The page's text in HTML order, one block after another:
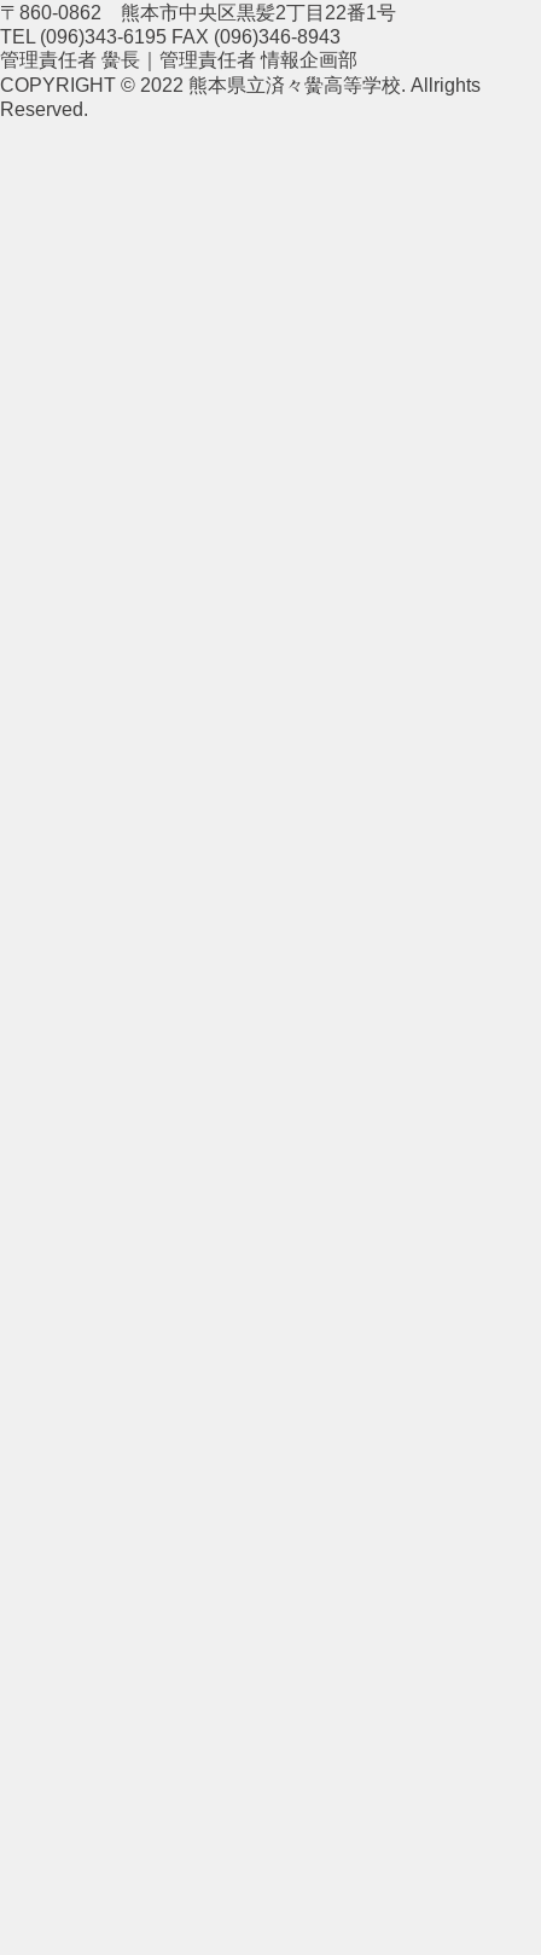
〒860-0862 熊本市中央区黒髪2丁目22番1号
TEL (096)343-6195 FAX (096)346-8943
管理責任者 黌長｜管理責任者 情報企画部
COPYRIGHT © 2022 熊本県立済々黌高等学校. Allrights
Reserved.